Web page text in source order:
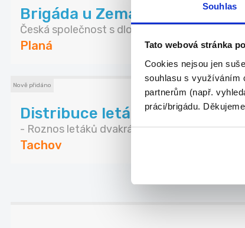
Souhlas
Tato webová stránka
Cookies nejsou jen
souhlasu s využíváním
partnerům (např.
práci/brigádu.
Brigáda u Zemana - Planá
Česká společnost s dlouholetou tradicí Zeman
Planá
Nově přidáno
Distribuce letáků - Tachov
- Roznos letáků dvakrát týdně - Na každý
Tachov